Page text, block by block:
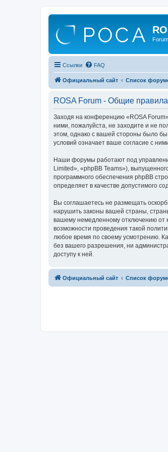
Ссылки FAQ
Официальный сайт Список
ROSA Forum - Общие правила
Заходя на конференцию «ROSA
ними, пожалуйста, не заходите и не
этом, однако с вашей стороны было бы
условий означает ваше согласие с
Наши форумы работают под
Limited», «phpBB Teams»),
программного обеспечения phpBB
определяет в качестве допустимого
Вы соглашаетесь не размещать
нарушить законы вашей страны,
вашему немедленному отключению от
возможности проведения такой
любое время по своему усмотрению.
без вашего разрешения, ни
доступу к ней.
Официальный сайт Список